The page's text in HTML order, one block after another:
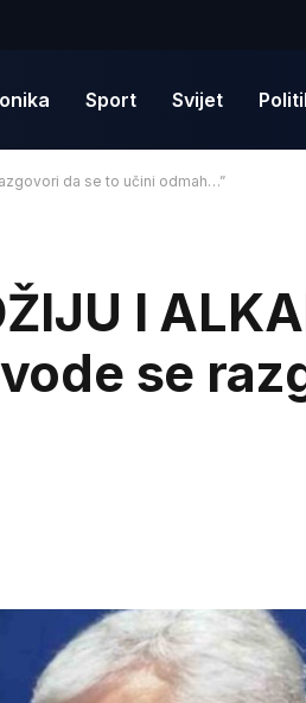
Sport Svijet
da se to učini odmah…”
I
se